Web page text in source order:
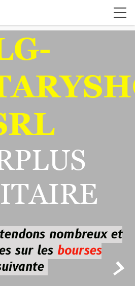

nombreux et
sur les bourses